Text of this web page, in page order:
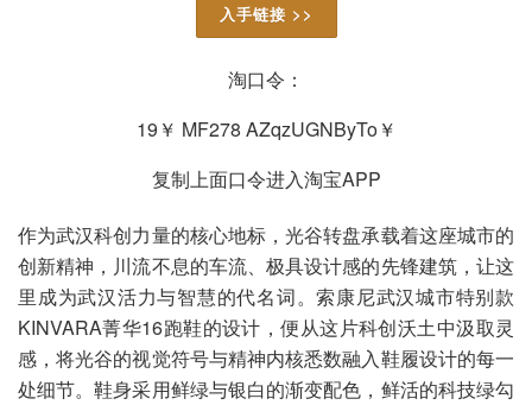
入手链接 >>
淘口令：
19￥ MF278 AZqzUGNByTo￥
复制上面口令进入淘宝APP
作为武汉科创力量的核心地标，光谷转盘承载着这座城市的
创新精神，川流不息的车流、极具设计感的先锋建筑，让这
里成为武汉活力与智慧的代名词。索康尼武汉城市特别款
KINVARA菁华16跑鞋的设计，便从这片科创沃土中汲取灵
感，将光谷的视觉符号与精神内核悉数融入鞋履设计的每一
处细节。鞋身采用鲜绿与银白的渐变配色，鲜活的科技绿勾